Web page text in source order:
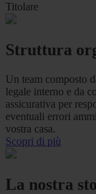
Titolare
Struttura
Un team composto
legale interno e da
assicurativa per
eventuali errori
vostra casa.
Scopri di più
La nostra